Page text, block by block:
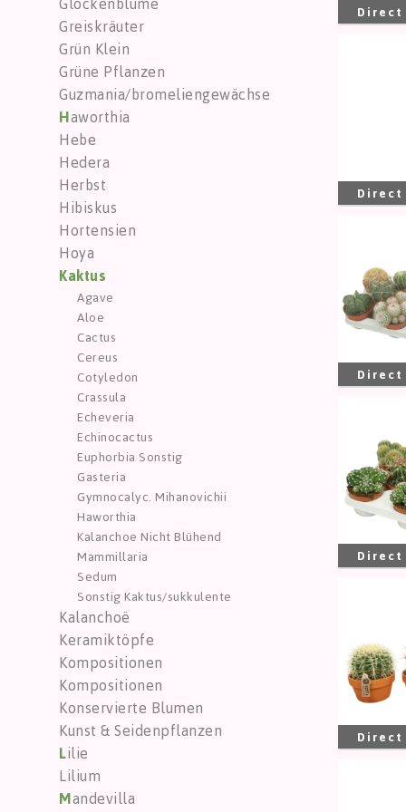
Glockenblume
Greiskräuter
Grün Klein
Grüne Pflanzen
Guzmania/bromeliengewächse
Haworthia
Hebe
Hedera
Herbst
Hibiskus
Hortensien
Hoya
Kaktus
Agave
Aloe
Cactus
Cereus
Cotyledon
Crassula
Echeveria
Echinocactus
Euphorbia Sonstig
Gasteria
Gymnocalyc. Mihanovichii
Haworthia
Kalanchoe Nicht Blühend
Mammillaria
Sedum
Sonstig Kaktus/sukkulente
Kalanchoë
Keramiktöpfe
Kompositionen
Kompositionen
Konservierte Blumen
Kunst & Seidenpflanzen
Lilie
Lilium
Mandevilla
Direct
Direct
Direct
Direct
Sie
Direct